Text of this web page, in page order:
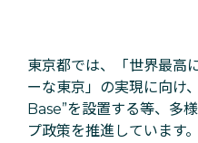
東京都では、「世界最高
ーな東京」の実現に向
Base”を設置する等、多
プ政策を推進しています